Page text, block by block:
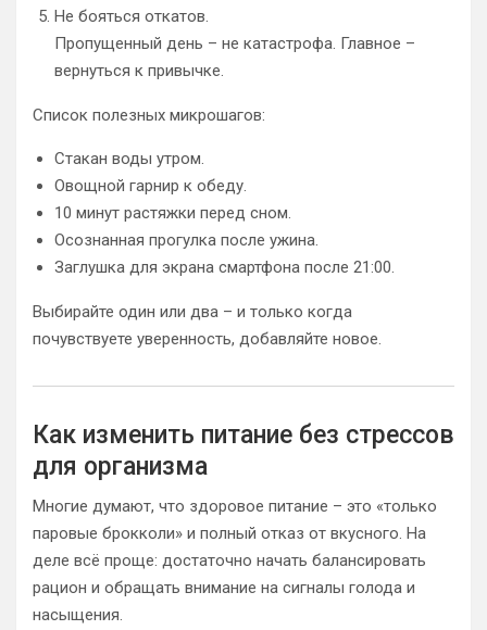
Не бояться откатов.
Пропущенный день – не катастрофа. Главное –
вернуться к привычке.
Список полезных микрошагов:
Стакан воды утром.
Овощной гарнир к обеду.
10 минут растяжки перед сном.
Осознанная прогулка после ужина.
Заглушка для экрана смартфона после 21:00.
Выбирайте один или два – и только когда
почувствуете уверенность, добавляйте новое.
Как изменить питание без стрессов
для организма
Многие думают, что здоровое питание – это «только
паровые брокколи» и полный отказ от вкусного. На
деле всё проще: достаточно начать балансировать
рацион и обращать внимание на сигналы голода и
насыщения.